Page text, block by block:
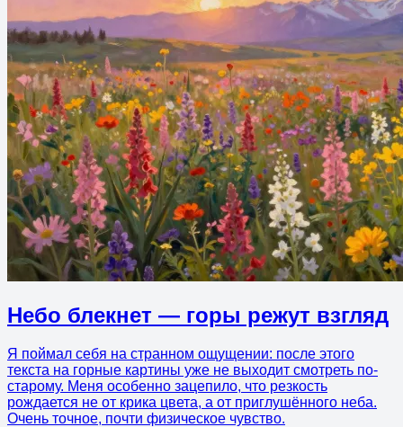
Небо блекнет — горы режут взгляд
Я поймал себя на странном ощущении: после этого
текста на горные картины уже не выходит смотреть по-
старому. Меня особенно зацепило, что резкость
рождается не от крика цвета, а от приглушённого неба.
Очень точное, почти физическое чувство.